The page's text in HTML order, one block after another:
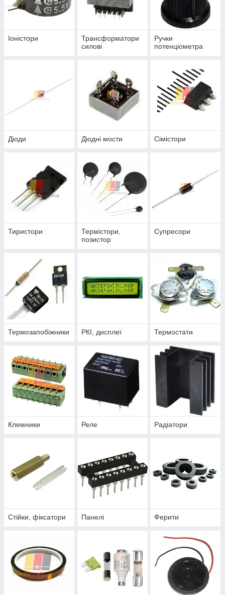
Іоністори
Трансформатори
силові
Ручки
потенціометра
Діоди Діодні мости Сімістори
Тиристори
Термістори,
позистор
Супресори
Термозапобіжники РКІ, дисплеї Термостати
Клемники Реле Радіатори
Стійки, фіксатори Панелі Ферити